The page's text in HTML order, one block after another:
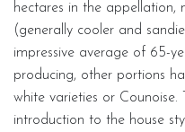
hectares in the appellation,
(generally cooler and
impressive average of 65-
producing, other portions
white varieties or
introduction to the house